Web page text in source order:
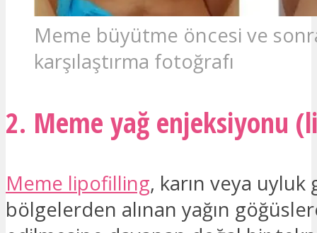
Meme büyütme öncesi ve
karşılaştırma fotoğrafı
2. Meme yağ enjeksiyonu
Meme lipofilling, karın veya uyluk
bölgelerden alınan yağın